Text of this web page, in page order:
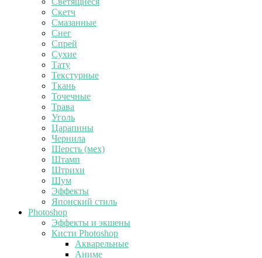
Скетч
Смазанные
Снег
Спрей
Сухие
Тату
Текстурные
Ткань
Точечные
Трава
Уголь
Царапины
Чернила
Шерсть (мех)
Штамп
Штрихи
Шум
Эффекты
Японский стиль
Photoshop
Эффекты и экшены
Кисти Photoshop
Акварельные
Аниме